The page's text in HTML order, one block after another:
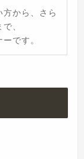
から、さら
、
です。